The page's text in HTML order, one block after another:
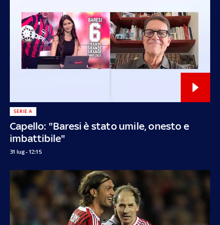
Capello: "Baresi è stato umile, onesto e
imbattibile"
SERIE A
31 lug - 12:15